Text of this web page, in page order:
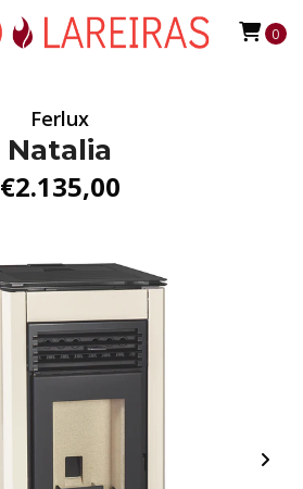
0
Ferlux
Natalia
€2.135,00